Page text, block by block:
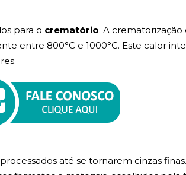
para o crematório. A
entre 800°C e 1000°C. Este calor
até se tornarem cinzas